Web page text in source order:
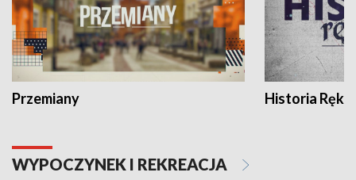
Przemiany Historia Ręką
WYPOCZYNEK I REKREACJA